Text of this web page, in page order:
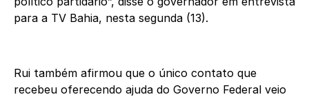
para a TV Bahia, nesta segunda (13).
Rui também afirmou que o único contato que
recebeu oferecendo ajuda do Governo Federal veio